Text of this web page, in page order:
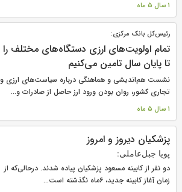
1 سال 5 ماه
رئیس‌کل بانک مرکزی:
تمام اولویت‌های ارزی دستگاه‌های مختلف را
تا پایان سال تامین می‌کنیم
نشست هم‌اندیشی و هماهنگی درباره سیاست‌های ارزی و
تجاری کشور، روان بودن ورود ارز حاصل از صادرات و...
1 سال 5 ماه
پزشکیان دیروز و امروز
پویا جبل‌عاملی:
دو نفر از کابینه مسعود پزشکیان پیاده شدند. درحالی‌که از
زمان آغاز کابینه جدید، ۶ماه نگذشته است...